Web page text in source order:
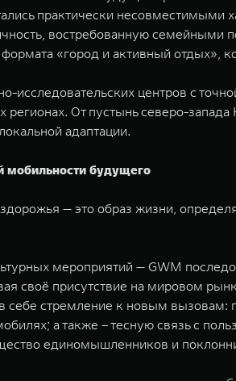
практически несовместимыми
востребованную
«город и активный отдых»,
центров с
От пустынь северо-
адаптации.
мобильности будущего
— это образ жизни,
мероприятий — GWM
своё присутствие на мировом
себе стремление к новым
а также – тесную связь с
единомышленников и